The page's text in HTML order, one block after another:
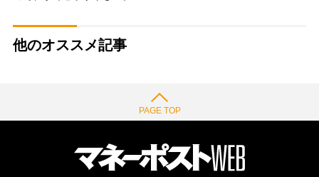
他のオススメ記事
PAGE TOP